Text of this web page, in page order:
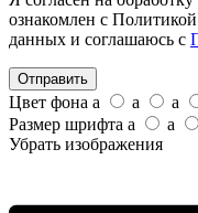
ознакомлен с
данных и соглашаюсь с
Отправить
Цвет фона a a a
Размер шрифта a a
Убрать изображения